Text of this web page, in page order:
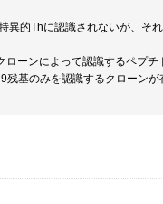
異的Thに認識されないが、そ
ーンによって認識するペプチ
基のみを認識するクローンが